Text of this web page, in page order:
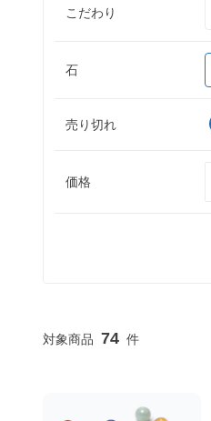
こだわり
石
売り切れ
価格
74